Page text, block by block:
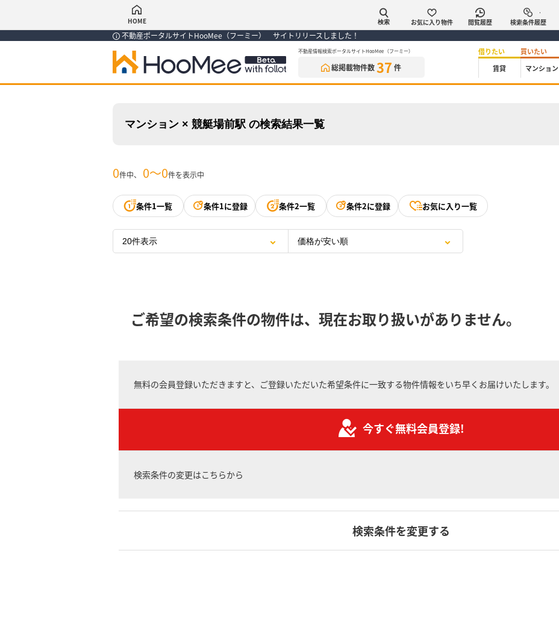
HOME 検索 お気に入り物件 閲覧履歴 検索条件履歴
不動産ポータルサイトHooMee（フーミー） サイトリリースしました！
不動産情報検索ポータルサイトHooMee（フーミー）
総掲載物件数37 件
借りたい
賃貸
買いたい
マンション
マンション × 競艇場前駅 の検索結果一覧
0件中、 0〜0件を表示中
条件1一覧 条件1に登録 条件2一覧 条件2に登録 お気に入り一覧
ご希望の検索条件の物件は、現在お取り扱いがありません。
無料の会員登録いただきますと、ご登録いただいた希望条件に一致する物件情報をいち早くお届けいたします。
今すぐ無料会員登録!
検索条件の変更はこちらから
検索条件を変更する